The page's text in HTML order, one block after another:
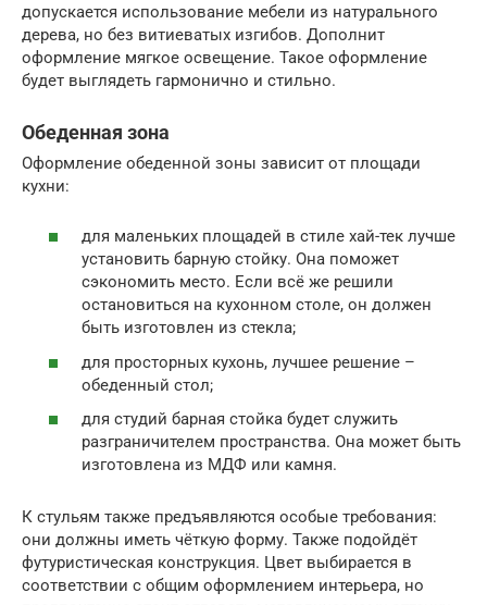
допускается использование мебели из натурального
дерева, но без витиеватых изгибов. Дополнит
оформление мягкое освещение. Такое оформление
будет выглядеть гармонично и стильно.
Обеденная зона
Оформление обеденной зоны зависит от площади
кухни:
для маленьких площадей в стиле хай-тек лучше
установить барную стойку. Она поможет
сэкономить место. Если всё же решили
остановиться на кухонном столе, он должен
быть изготовлен из стекла;
для просторных кухонь, лучшее решение –
обеденный стол;
для студий барная стойка будет служить
разграничителем пространства. Она может быть
изготовлена из МДФ или камня.
К стульям также предъявляются особые требования:
они должны иметь чёткую форму. Также подойдёт
футуристическая конструкция. Цвет выбирается в
соответствии с общим оформлением интерьера, но